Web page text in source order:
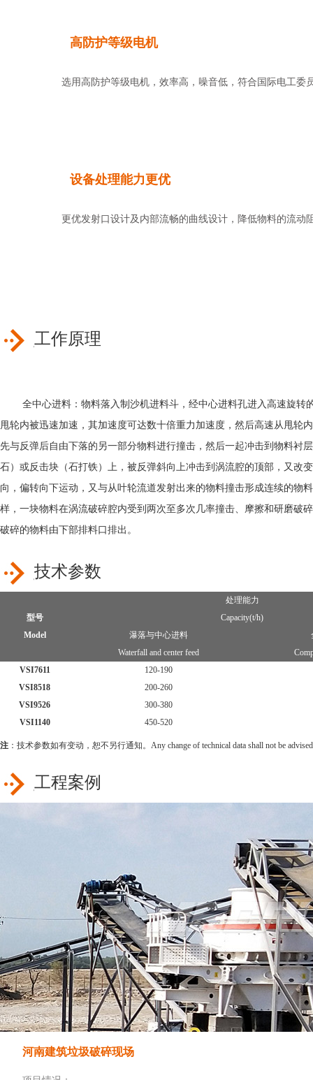
高防护等级电机
选用高防护等级电机，效率高，噪音低，符合国际电工委员
设备处理能力更优
更优发射口设计及内部流畅的曲线设计，降低物料的流动阻
工作原理
全中心进料：物料落入制沙机进料斗，经中心进料孔进入高速旋转
甩轮内被迅速加速，其加速度可达数十倍重力加速度，然后高速从甩轮
先与反弹后自由下落的另一部分物料进行撞击，然后一起冲击到物料衬
石）或反击块（石打铁）上，被反弹斜向上冲击到涡流腔的顶部，又改
向，偏转向下运动，又与从叶轮流道发射出来的物料撞击形成连续的物
样，一块物料在涡流破碎腔内受到两次至多次几率撞击、摩擦和研磨破
破碎的物料由下部排料口排出。
技术参数
型号
Model
处理能力
Capacity(t/h)
瀑落与中心进料
Waterfall and center feed
VSI7611
120-190
VSI8518
200-260
VSI9526
300-380
VSI1140
450-520
注 ：技术参数如有变动，恕不另行通知。Any change of technical data shall not be
工程案例
河南建筑垃圾破碎现场